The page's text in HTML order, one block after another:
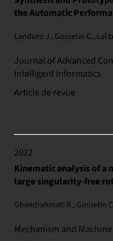
the Automatic
Landuré J., Gosselin C.,
Journal of Advanced
Intelligent Informatics
Article de revue
2022
Kinematic analysis of a
large singularity-free
Ghaedrahmati R., Gosselin
Mechanism and